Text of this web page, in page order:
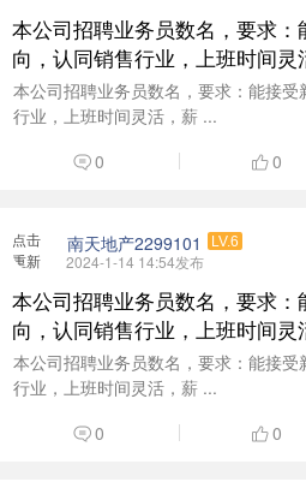
本公司招聘业务员数名，要求
向，认同销售行业，上班时间
电咨询了解：18938377999
本公司招聘业务员数名，要求：能接
行业，上班时间灵活，薪 ...
0
0
点击
重新
南天地产2299101 LV.6
2024-1-14 14:54发布
本公司招聘业务员数名，要求
向，认同销售行业，上班时间
电咨询了解：18938377999
本公司招聘业务员数名，要求：能接
行业，上班时间灵活，薪 ...
0
0